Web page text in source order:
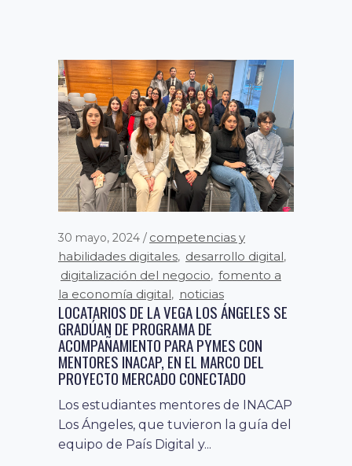
30 mayo, 2024
competencias y
habilidades digitales, desarrollo digital,
digitalización del negocio, fomento a
la economía digital, noticias
LOCATARIOS DE LA VEGA LOS ÁNGELES SE
GRADÚAN DE PROGRAMA DE
ACOMPAÑAMIENTO PARA PYMES CON
MENTORES INACAP, EN EL MARCO DEL
PROYECTO MERCADO CONECTADO
Los estudiantes mentores de INACAP
Los Ángeles, que tuvieron la guía del
equipo de País Digital y...